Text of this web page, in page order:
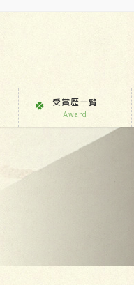
受賞歴一覧
Award